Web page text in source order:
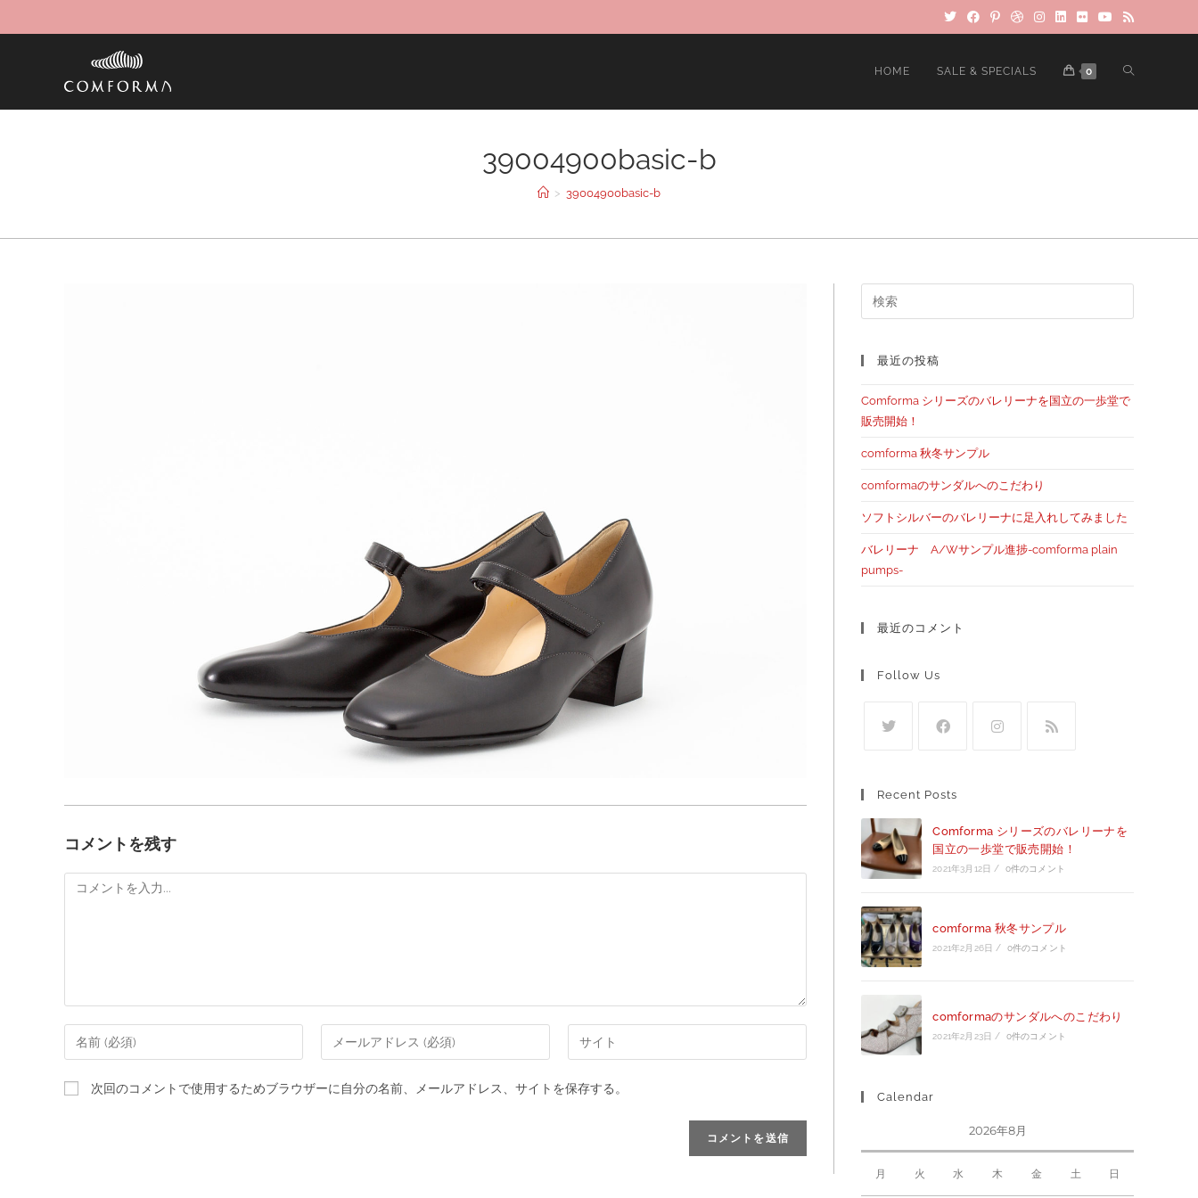
HOME SALE & SPECIALS 0
39004900basic-b
> 39004900basic-b
コメントを残す
次回のコメントで使用するためブラウザーに自分の名前、メールアドレス、サイトを保存する。
最近の投稿
Comforma シリーズのバレリーナを国立の一歩堂で
販売開始！
comforma 秋冬サンプル
comformaのサンダルへのこだわり
ソフトシルバーのバレリーナに足入れしてみました
バレリーナ A/Wサンプル進捗-comforma plain
pumps-
最近のコメント
Follow Us
Recent Posts
Comforma シリーズのバレリーナを
国立の一歩堂で販売開始！
2021年3月12日 / 0件のコメント
comforma 秋冬サンプル
2021年2月26日 / 0件のコメント
comformaのサンダルへのこだわり
2021年2月23日 / 0件のコメント
Calendar
2026年8月
月 火 水 木 金 土 日